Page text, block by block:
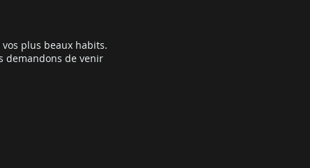
plus beaux habits.
demandons de venir